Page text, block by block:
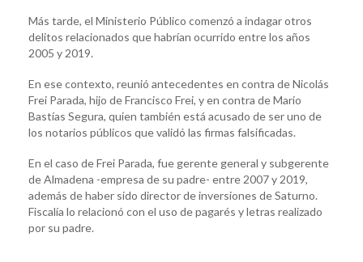
Más tarde, el Ministerio Público comenzó a indagar otros
delitos relacionados que habrían ocurrido entre los años
2005 y 2019.
En ese contexto, reunió antecedentes en contra de Nicolás
Frei Parada, hijo de Francisco Frei, y en contra de Mario
Bastías Segura, quien también está acusado de ser uno de
los notarios públicos que validó las firmas falsificadas.
En el caso de Frei Parada, fue gerente general y subgerente
de Almadena -empresa de su padre- entre 2007 y 2019,
además de haber sido director de inversiones de Saturno.
Fiscalía lo relacionó con el uso de pagarés y letras realizado
por su padre.